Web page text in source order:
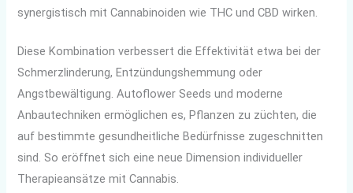
synergistisch mit Cannabinoiden wie THC und CBD wirken.
Diese Kombination verbessert die Effektivität etwa bei der
Schmerzlinderung, Entzündungshemmung oder
Angstbewältigung. Autoflower Seeds und moderne
Anbautechniken ermöglichen es, Pflanzen zu züchten, die
auf bestimmte gesundheitliche Bedürfnisse zugeschnitten
sind. So eröffnet sich eine neue Dimension individueller
Therapieansätze mit Cannabis.